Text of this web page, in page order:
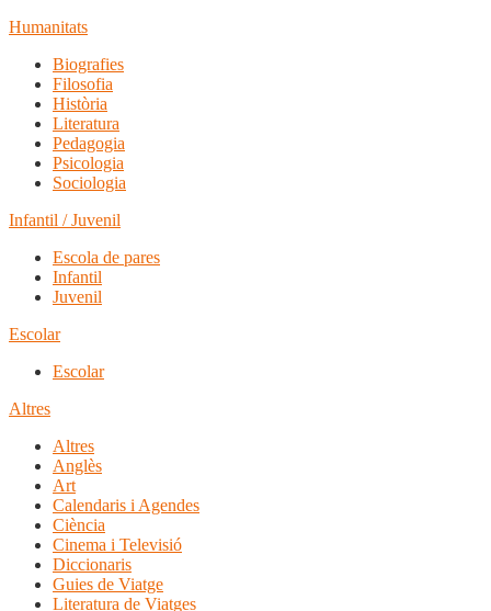
Humanitats
Biografies
Filosofia
Història
Literatura
Pedagogia
Psicologia
Sociologia
Infantil / Juvenil
Escola de pares
Infantil
Juvenil
Escolar
Escolar
Altres
Altres
Anglès
Art
Calendaris i Agendes
Ciència
Cinema i Televisió
Diccionaris
Guies de Viatge
Literatura de Viatges